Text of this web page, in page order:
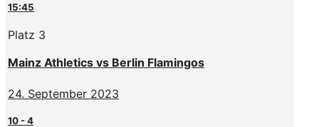
15:45
Platz 3
Mainz Athletics vs Berlin Flamingos
24. September 2023
10 -4